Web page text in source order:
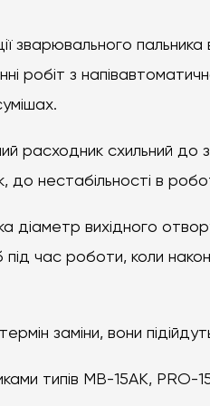
зварювального
робіт з
расходник схильний
до нестабільності в
діаметр вихідного
час роботи, коли
заміни, вони
типів МВ-15АК, PRO-